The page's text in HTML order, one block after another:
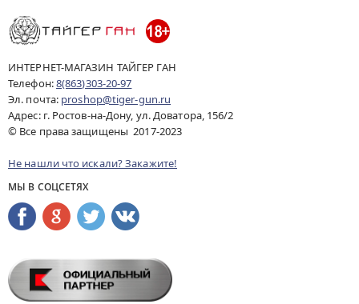
ИНТЕРНЕТ-МАГАЗИН ТАЙГЕР ГАН
Телефон:8(863)303-20-97
Эл. почта: proshop@tiger-gun.ru
Адрес: г. Ростов-на-Дону, ул. Доватора, 156/2
© Все права защищены 2017-2023
Не нашли что искали? Закажите!
МЫ В СОЦСЕТЯХ